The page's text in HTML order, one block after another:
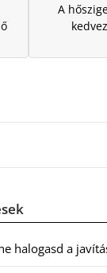
A
halogasd a